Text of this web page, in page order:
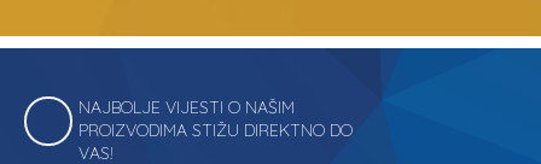
NAJBOLJE VIJESTI O NAŠIM
PROIZVODIMA STIŽU DIREKTNO DO
VAS!